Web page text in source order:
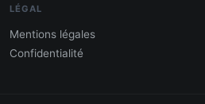
LÉGAL
Mentions légales
Confidentialité